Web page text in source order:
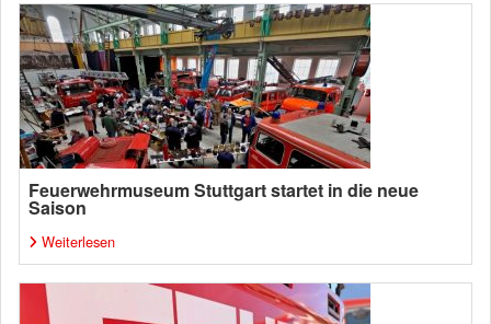
Feuerwehrmuseum Stuttgart startet in die neue
Saison
Weiterlesen